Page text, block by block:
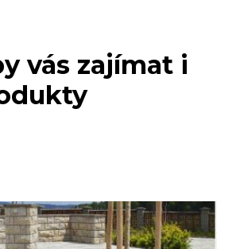
vás zajímat i